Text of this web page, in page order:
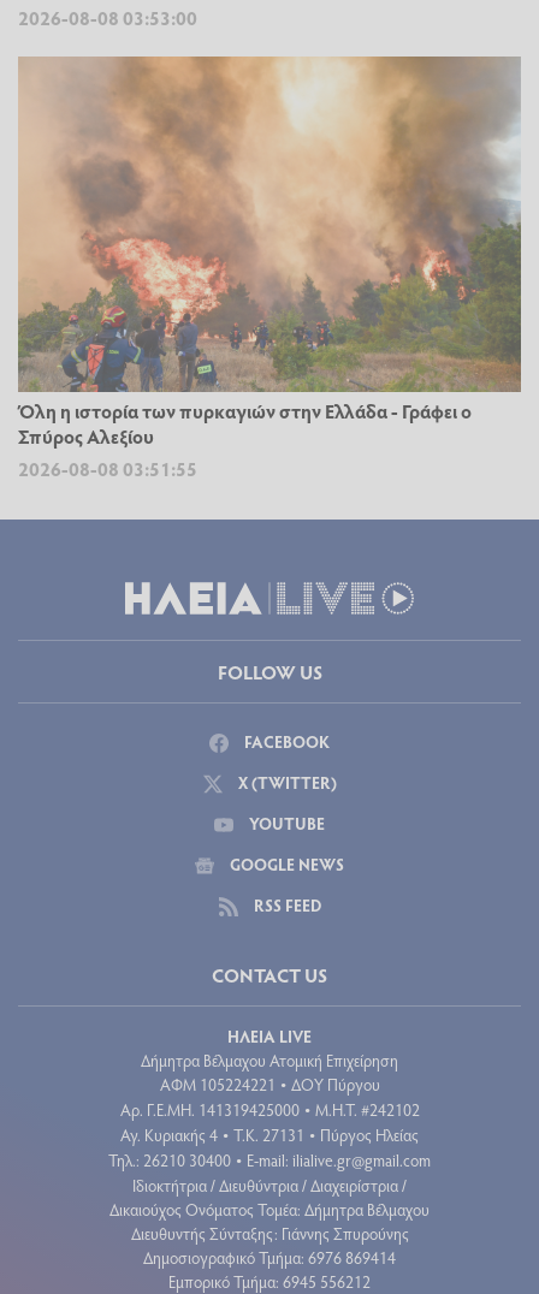
2026-08-08 03:53:00
Όλη η ιστορία των πυρκαγιών στην Ελλάδα - Γράφει ο
Σπύρος Αλεξίου
2026-08-08 03:51:55
FOLLOW US
FACEBOOK
X (TWITTER)
YOUTUBE
GOOGLE NEWS
RSS FEED
CONTACT US
ΗΛΕΙΑ LIVE
Δήμητρα Βέλμαχου Ατομική Επιχείρηση
ΑΦΜ 105224221 • ΔΟΥ Πύργου
Aρ. Γ.Ε.ΜΗ. 141319425000 • Μ.Η.Τ. #242102
Αγ. Κυριακής 4 • Τ.Κ. 27131 • Πύργος Ηλείας
Τηλ.: 26210 30400 • E-mail: ilialive.gr@gmail.com
Ιδιοκτήτρια / Διευθύντρια / Διαχειρίστρια /
Δικαιούχος Ονόματος Τομέα: Δήμητρα Βέλμαχου
Διευθυντής Σύνταξης: Γιάννης Σπυρούνης
Δημοσιογραφικό Τμήμα: 6976 869414
Εμπορικό Τμήμα: 6945 556212